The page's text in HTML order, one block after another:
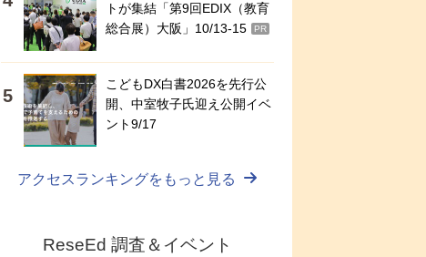
トが集結「第9回EDIX（教育
総合展）大阪」10/13-15
PR
こどもDX白書2026を先行公
開、中室牧子氏迎え公開イベ
ント9/17
アクセスランキングをもっと見る
ReseEd 調査＆イベント